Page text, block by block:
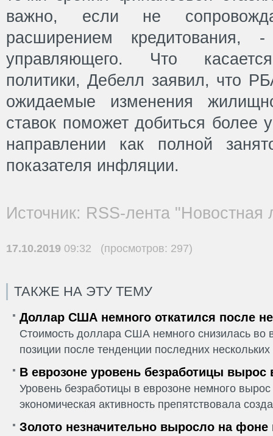
важно, если не
расширением кредитования, -
управляющего. Что
политики, Дебелл заявил, что
ожидаемые изменения
ставок поможет добиться более
направлении как полной
показателя инфляции.
Источник: RSS-лента "Новостная
17.10.2019 09:32 (просмотров: 297)
ТАКЖЕ НА ЭТУ ТЕМУ
Доллар США немного откатился после
Стоимость доллара США немного снизилась во
позиции после тенденции последних
В еврозоне уровень безработицы вырос
Уровень безработицы в еврозоне немного
экономическая активность препятствовала
Золото незначительно выросло на фоне